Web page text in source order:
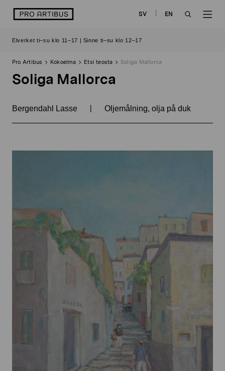
sisältöön
logo SV
EN
Elverket ti–su klo 11–17 | Sinne ti–su klo 12–17
Pro Artibus Kokoelma Etsi teosta Soliga Mallorca
Soliga Mallorca
Bergendahl Lasse | Oljemålning, olja på duk